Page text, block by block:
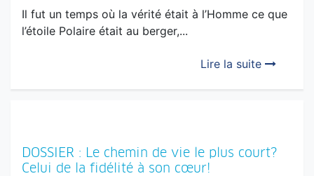
Il fut un temps où la vérité était à l’Homme ce que
l’étoile Polaire était au berger,...
Lire la suite
DOSSIER : Le chemin de vie le plus court?
Celui de la fidélité à son cœur!